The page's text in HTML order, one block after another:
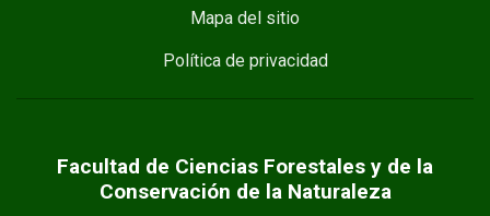
Mapa del sitio
Política de privacidad
Facultad de Ciencias Forestales y de la
Conservación de la Naturaleza